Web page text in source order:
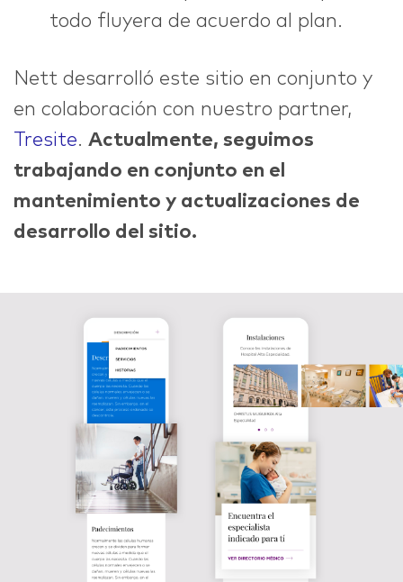
todo fluyera de acuerdo al plan.
Nett desarrolló este sitio en conjunto y
en colaboración con nuestro partner,
Tresite. Actualmente, seguimos
trabajando en conjunto en el
mantenimiento y actualizaciones de
desarrollo del sitio.